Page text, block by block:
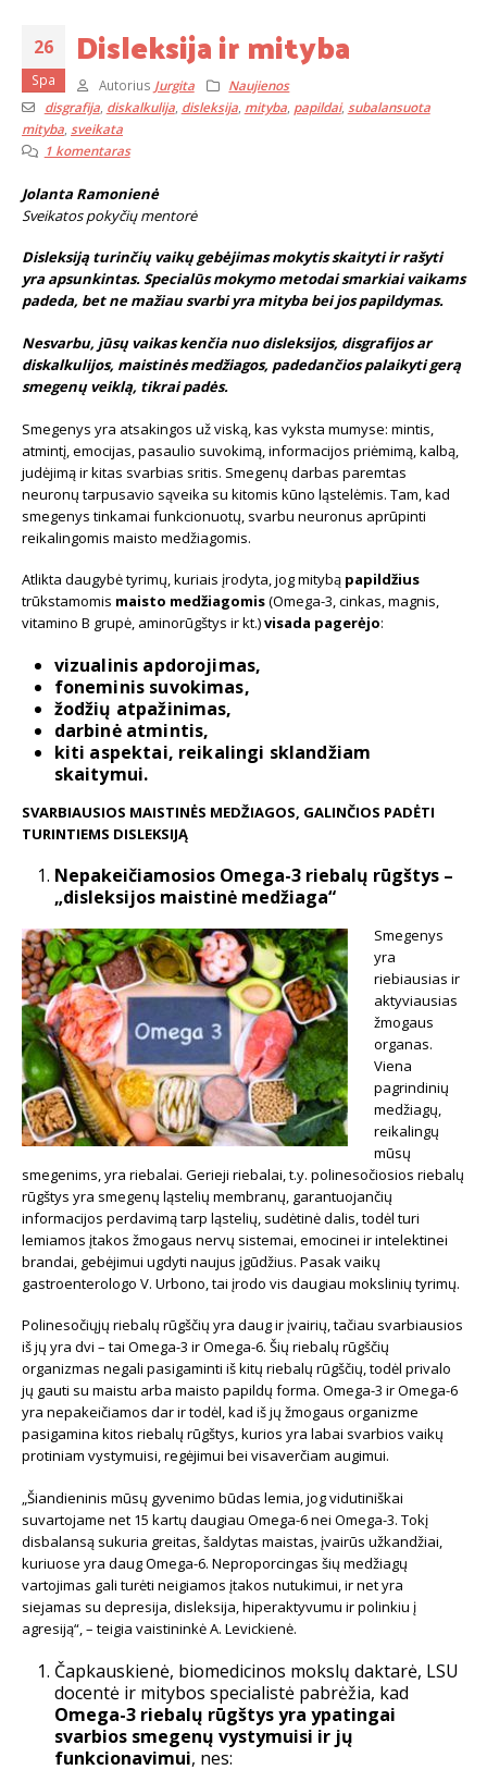
26
Spa
Disleksija ir mityba
Autorius Jurgita
Naujienos
disgrafija, diskalkulija, disleksija, mityba, papildai, subalansuota
mityba sveikata
1 komentaras
Jolanta Ramonienė
Sveikatos pokyčių mentorė
Disleksiją turinčių vaikų gebėjimas mokytis skaityti ir rašyti
yra apsunkintas. Specialūs mokymo metodai smarkiai vaikams
padeda, bet ne mažiau svarbi yra mityba bei jos papildymas.
Nesvarbu, jūsų vaikas kenčia nuo disleksijos, disgrafijos ar
diskalkulijos, maistinės medžiagos, padedančios palaikyti gerą
smegenų veiklą, tikrai padės.
Smegenys yra atsakingos už viską, kas vyksta mumyse: mintis,
atmintį, emocijas, pasaulio suvokimą, informacijos priėmimą, kalbą,
judėjimą ir kitas svarbias sritis. Smegenų darbas paremtas
neuronų tarpusavio sąveika su kitomis kūno ląstelėmis. Tam, kad
smegenys tinkamai funkcionuotų, svarbu neuronus aprūpinti
reikalingomis maisto medžiagomis.
Atlikta daugybė tyrimų, kuriais įrodyta, jog mitybą papildžius
trūkstamomis maisto medžiagomis(Omega-3, cinkas, magnis,
vitamino B grupė, aminorūgštys ir kt.)visada pagerėjo:
vizualinis apdorojimas,
foneminis suvokimas,
žodžių atpažinimas,
darbinė atmintis,
kiti aspektai, reikalingi sklandžiam
skaitymui.
SVARBIAUSIOS MAISTINĖS MEDŽIAGOS, GALINČIOS PADĖTI
TURINTIEMS DISLEKSIJĄ
Nepakeičiamosios Omega-3 riebalų rūgštys –
„disleksijos maistinė medžiaga“
Smegenys
yra
riebiausias ir
aktyviausias
žmogaus
organas.
Viena
pagrindinių
medžiagų,
reikalingų
mūsų
smegenims, yra riebalai. Gerieji riebalai, t.y. polinesočiosios riebalų
rūgštys yra smegenų ląstelių membranų, garantuojančių
informacijos perdavimą tarp ląstelių, sudėtinė dalis, todėl turi
lemiamos įtakos žmogaus nervų sistemai, emocinei ir intelektinei
brandai, gebėjimui ugdyti naujus įgūdžius. Pasak vaikų
gastroenterologo V. Urbono, tai įrodo vis daugiau mokslinių tyrimų.
Polinesočiųjų riebalų rūgščių yra daug ir įvairių, tačiau svarbiausios
iš jų yra dvi – tai Omega-3 ir Omega-6. Šių riebalų rūgščių
organizmas negali pasigaminti iš kitų riebalų rūgščių, todėl privalo
jų gauti su maistu arba maisto papildų forma. Omega-3 ir Omega-6
yra nepakeičiamos dar ir todėl, kad iš jų žmogaus organizme
pasigamina kitos riebalų rūgštys, kurios yra labai svarbios vaikų
protiniam vystymuisi, regėjimui bei visaverčiam augimui.
„Šiandieninis mūsų gyvenimo būdas lemia, jog vidutiniškai
suvartojame net 15 kartų daugiau Omega-6 nei Omega-3. Tokį
disbalansą sukuria greitas, šaldytas maistas, įvairūs užkandžiai,
kuriuose yra daug Omega-6. Neproporcingas šių medžiagų
vartojimas gali turėti neigiamos įtakos nutukimui, ir net yra
siejamas su depresija, disleksija, hiperaktyvumu ir polinkiu į
agresiją“, – teigia vaistininkė A. Levickienė.
Čapkauskienė, biomedicinos mokslų daktarė, LSU
docentė ir mitybos specialistė pabrėžia, kad
Omega-3 riebalų rūgštysyra ypatingai
svarbios smegenų vystymuisi ir jų
funkcionavimui, nes: